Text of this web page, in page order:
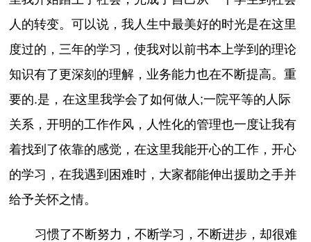
人的转变。可以说，我人生中最美好的时光是在这里
度过的，三年的学习，使我对以前书本上学到的理论
知识有了更深刻的理解，业务能力也在不断提高。重
要的.是，在这里我学会了如何做人;一院平等的人际
关系，开明的工作作风，人性化的管理也一度让我有
着找到了依靠的感觉，在这里我能开心的工作，开心
的学习，在我遇到困难时，大家都能伸出援助之手并
给予关怀之情。
习惯了不断努力，不断学习，不断进步，却很难